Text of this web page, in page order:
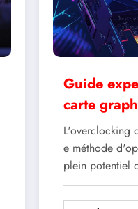
Guide
carte
L'overclocking
e méthode
plein potentiel